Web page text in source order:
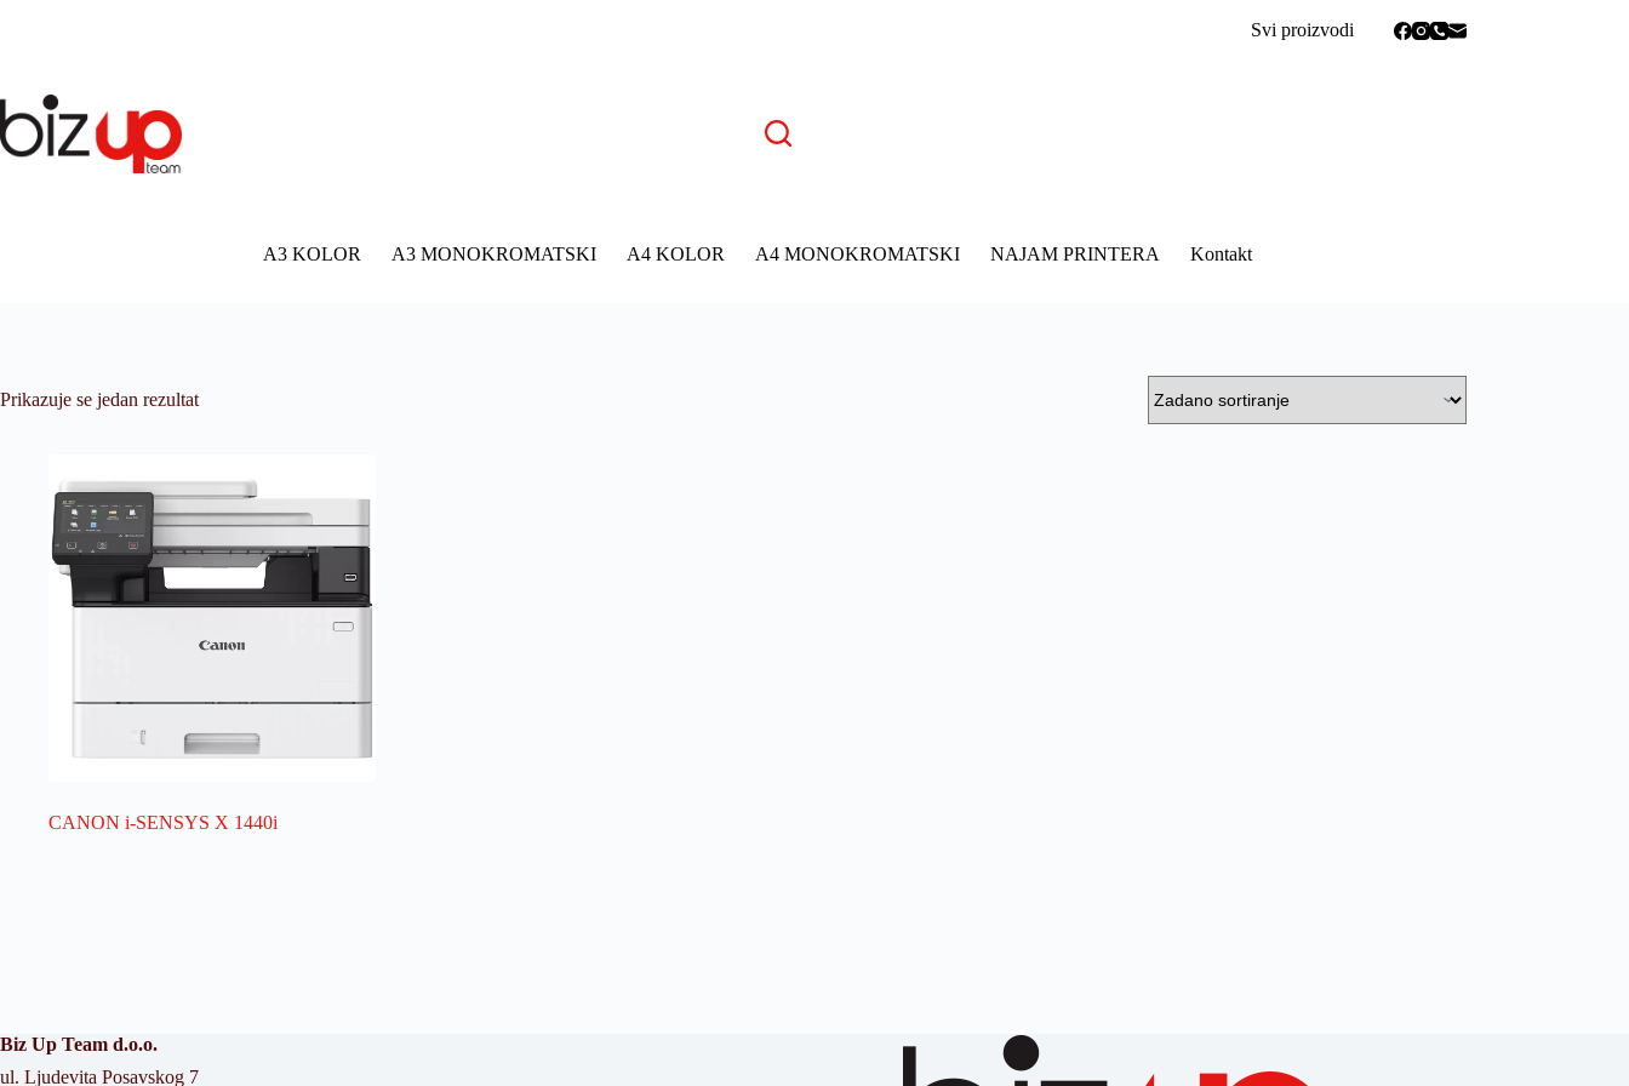
Nema
rezultata.
Svi proizvodi
A3 KOLOR A3 MONOKROMATSKI A4 KOLOR A4 MONOKROMATSKI NAJAM PRINTERA Kontakt
Prikazuje se jedan rezultat
CANON i-SENSYS X 1440i
Biz Up Team d.o.o.
ul. Ljudevita Posavskog 7